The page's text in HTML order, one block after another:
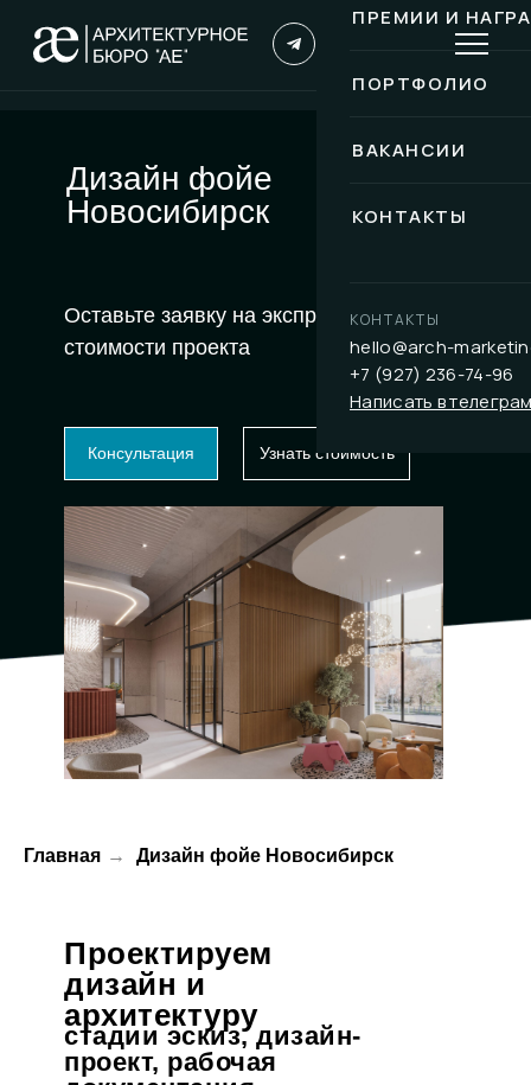
ПРЕМИИ И
ПОРТФОЛИО
ВАКАНСИИ
КОНТАКТЫ
КОНТАКТЫ
hello@arch-
+7 (927) 236-74-96
Написать в
Дизайн фойе
Новосибирск
Консультация Узнать стоимость
Оставьте заявку на экспресс-расчет
стоимости проекта
Главная → Дизайн фойе Новосибирск
Проектируем
дизайн и
архитектуру
стадии эскиз, дизайн-
проект, рабочая